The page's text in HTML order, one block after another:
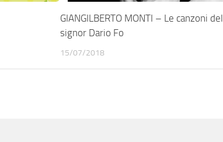
GIANGILBERTO MONTI – Le canzoni del
signor Dario Fo
15/07/2018